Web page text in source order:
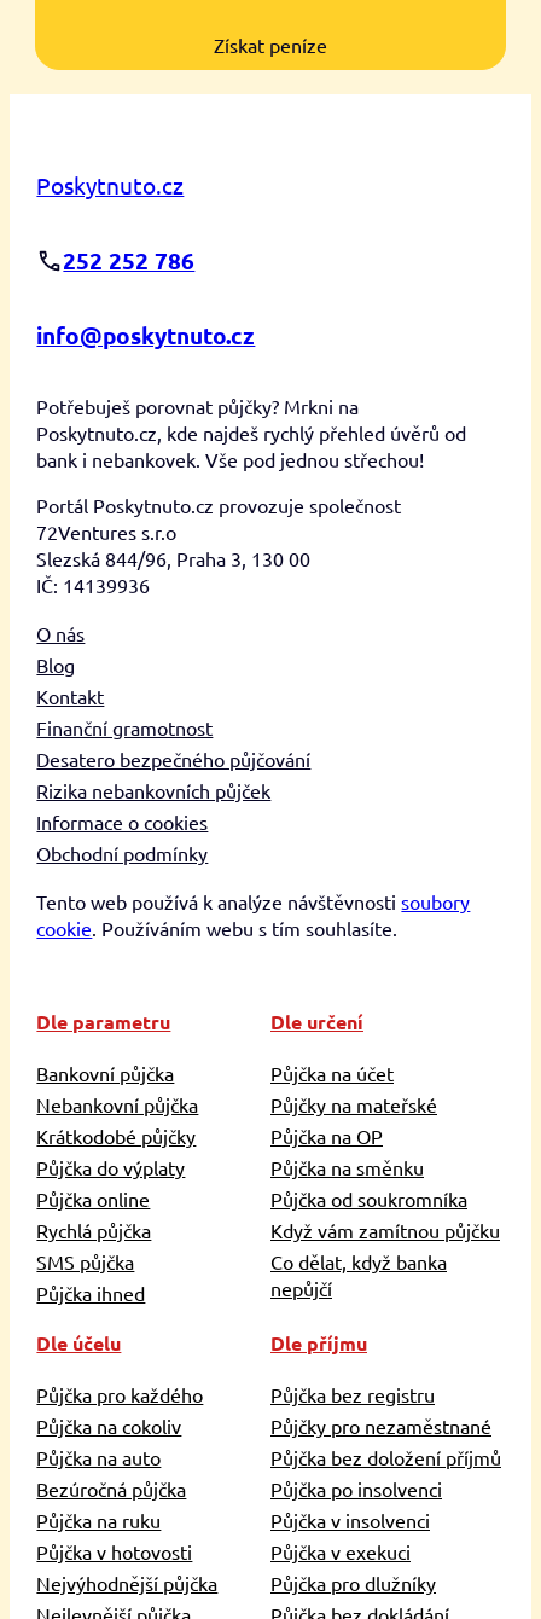
Získat peníze
Poskytnuto.cz
252 252 786
info@poskytnuto.cz
Potřebuješ porovnat půjčky? Mrkni na
Poskytnuto.cz, kde najdeš rychlý přehled úvěrů od
bank i nebankovek. Vše pod jednou střechou!
Portál Poskytnuto.cz provozuje společnost
72Ventures s.r.o
Slezská 844/96, Praha 3, 130 00
IČ: 14139936
O nás
Blog
Kontakt
Finanční gramotnost
Desatero bezpečného půjčování
Rizika nebankovních půjček
Informace o cookies
Obchodní podmínky
Tento web používá k analýze návštěvnostisoubory
cookie . Používáním webu s tím souhlasíte.
Dle parametru
Bankovní půjčka
Nebankovní půjčka
Krátkodobé půjčky
Půjčka do výplaty
Půjčka online
Rychlá půjčka
SMS půjčka
Půjčka ihned
Dle určení
Půjčka na účet
Půjčky na mateřské
Půjčka na OP
Půjčka na směnku
Půjčka od soukromníka
Když vám zamítnou půjčku
Co dělat, když banka
nepůjčí
Dle účelu
Půjčka pro každého
Půjčka na cokoliv
Půjčka na auto
Bezúročná půjčka
Půjčka na ruku
Půjčka v hotovosti
Nejvýhodnější půjčka
Dle příjmu
Půjčka bez registru
Půjčky pro nezaměstnané
Půjčka bez doložení příjmů
Půjčka po insolvenci
Půjčka v insolvenci
Půjčka v exekuci
Půjčka pro dlužníky